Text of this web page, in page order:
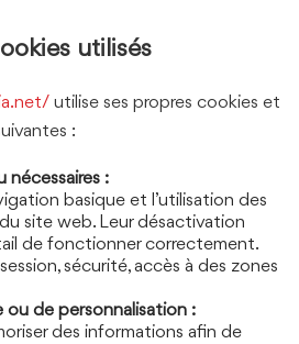
utilisés
utilise ses propres cookies et
:
nécessaires :
basique et l’utilisation des
site web. Leur désactivation
de fonctionner correctement.
sécurité, accès à des zones
de personnalisation :
des informations afin de